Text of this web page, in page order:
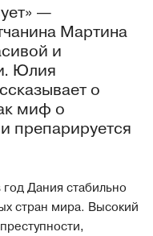
—
Мартина
и
Юлия
о
миф о
препарируется
Дания стабильно
стран мира. Высокий